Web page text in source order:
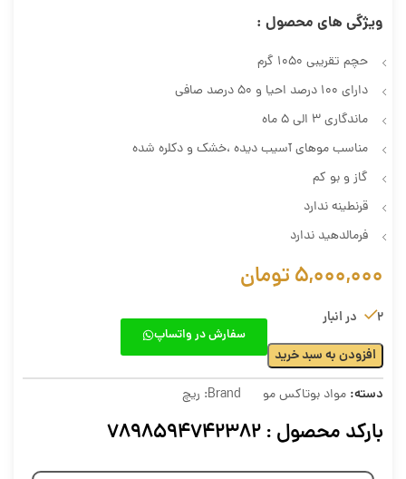
ویژگی های محصول :
حچم تقریبی 1050 گرم
دارای 100 درصد احیا و 50 درصد صافی
ماندگاری 3 الی 5 ماه
مناسب موهای آسیب دیده ،خشک و دکلره شده
گاز و بو کم
قرنطینه ندارد
فرمالدهید ندارد
5,000,000 تومان
2 در انبار
افزودن به سبد خرید
سفارش در واتساپ
دسته: مواد بوتاکس مو Brand: ریچ
بارکد محصول : 7898594742382